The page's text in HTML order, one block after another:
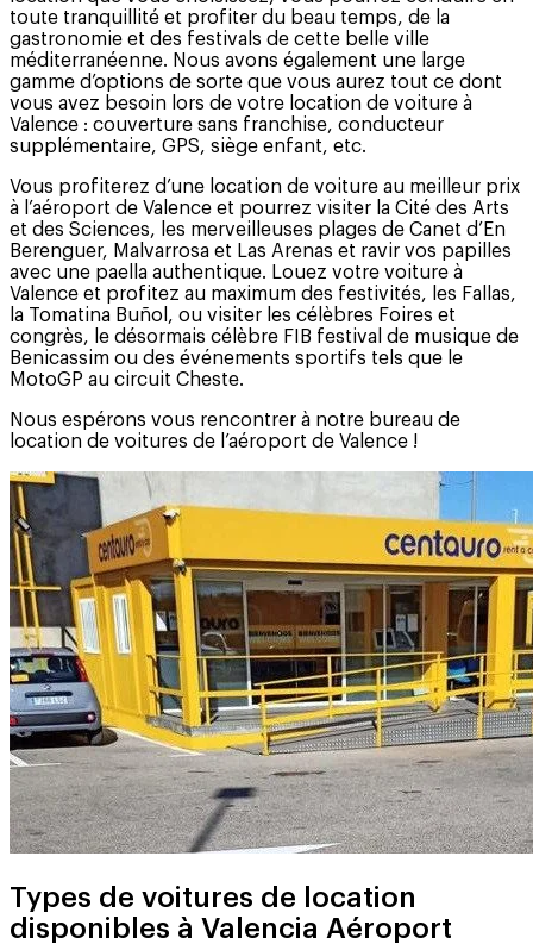
toute tranquillité et profiter du beau temps, de la
gastronomie et des festivals de cette belle ville
méditerranéenne. Nous avons également une large
gamme d’options de sorte que vous aurez tout ce dont
vous avez besoin lors de votre location de voiture à
Valence : couverture sans franchise, conducteur
supplémentaire, GPS, siège enfant, etc.
Vous profiterez d’une location de voiture au meilleur prix
à l’aéroport de Valence et pourrez visiter la Cité des Arts
et des Sciences, les merveilleuses plages de Canet d’En
Berenguer, Malvarrosa et Las Arenas et ravir vos papilles
avec une paella authentique. Louez votre voiture à
Valence et profitez au maximum des festivités, les Fallas,
la Tomatina Buñol, ou visiter les célèbres Foires et
congrès, le désormais célèbre FIB festival de musique de
Benicassim ou des événements sportifs tels que le
MotoGP au circuit Cheste.
Nous espérons vous rencontrer à notre bureau de
location de voitures de l’aéroport de Valence !
Types de voitures de location
disponibles à Valencia Aéroport